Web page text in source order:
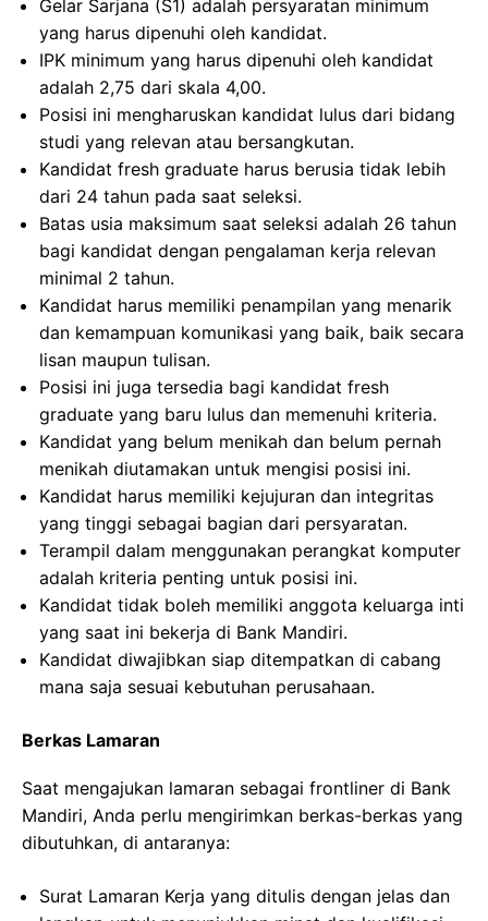
Gelar Sarjana (S1) adalah persyaratan minimum
yang harus dipenuhi oleh kandidat.
IPK minimum yang harus dipenuhi oleh kandidat
adalah 2,75 dari skala 4,00.
Posisi ini mengharuskan kandidat lulus dari bidang
studi yang relevan atau bersangkutan.
Kandidat fresh graduate harus berusia tidak lebih
dari 24 tahun pada saat seleksi.
Batas usia maksimum saat seleksi adalah 26 tahun
bagi kandidat dengan pengalaman kerja relevan
minimal 2 tahun.
Kandidat harus memiliki penampilan yang menarik
dan kemampuan komunikasi yang baik, baik secara
lisan maupun tulisan.
Posisi ini juga tersedia bagi kandidat fresh
graduate yang baru lulus dan memenuhi kriteria.
Kandidat yang belum menikah dan belum pernah
menikah diutamakan untuk mengisi posisi ini.
Kandidat harus memiliki kejujuran dan integritas
yang tinggi sebagai bagian dari persyaratan.
Terampil dalam menggunakan perangkat komputer
adalah kriteria penting untuk posisi ini.
Kandidat tidak boleh memiliki anggota keluarga inti
yang saat ini bekerja di Bank Mandiri.
Kandidat diwajibkan siap ditempatkan di cabang
mana saja sesuai kebutuhan perusahaan.
Berkas Lamaran
Saat mengajukan lamaran sebagai frontliner di Bank
Mandiri, Anda perlu mengirimkan berkas-berkas yang
dibutuhkan, di antaranya:
Surat Lamaran Kerja yang ditulis dengan jelas dan